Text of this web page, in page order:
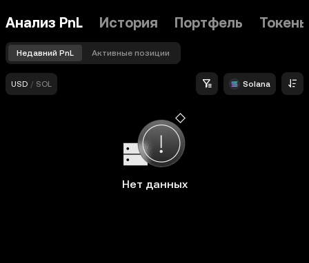
Анализ PnL История Портфель
Недавний PnL Активные позиции
USD / SOL Solana
Нет данных